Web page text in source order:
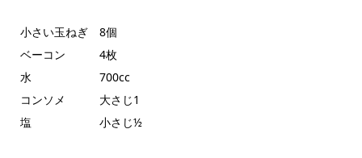
小さい玉ねぎ 8個
ベーコン 4枚
水 700cc
コンソメ 大さじ1
塩 小さじ½